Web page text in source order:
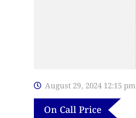
August 29, 2024 12:15 pm
On Call Price